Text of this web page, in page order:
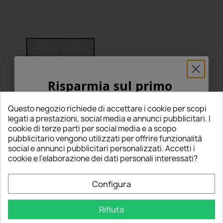
Film Aerazione Faro Valvola
Membrana Anti Condensa
Anti Polvere
5,00 €
7 Recensioni
Questo prodotto è stato
acquistato: 1859 volte
Questo negozio richiede di accettare i cookie per scopi
legati a prestazioni, social media e annunci pubblicitari. I
cookie di terze parti per social media e a scopo
pubblicitario vengono utilizzati per offrire funzionalità
social e annunci pubblicitari personalizzati. Accetti i
cookie e l'elaborazione dei dati personali interessati?
Configura
Rifiuta
Risparmia sul primo
5% PER TE!
Inserisci la tua email qui sotto per ricevere il
5% DI SCONTOsul tuo primo ordine!
Nome